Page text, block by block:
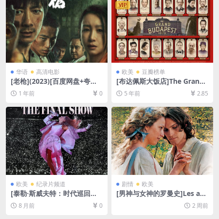
华语 高清电影
[老枪](2023)[百度网盘+夸克
网盘2160P超清未删减资源]
[网盘在线播放/下载][MP4/5.
8GB][中文字幕]
1 年前 0
VIP
欧美 豆瓣榜单
[布达佩斯大饭店]The Grand
Budapest Hotel (2014)[百度
网盘+迅雷云盘资源1080P超
清未删减][MP4/6.3GB][中英
字幕]
5 年前 2.85
欧美 纪录片频道
[泰勒·斯威夫特：时代巡回演
唱会终场秀]Taylor Swift | T
he Eras Tour | The Final Sh
8 月前 0
剧情 欧美
[男神与女神的罗曼史]Les am
ours d’Astrée et de Célado
n (2007)[百度网盘+夸克网盘1
2 周前